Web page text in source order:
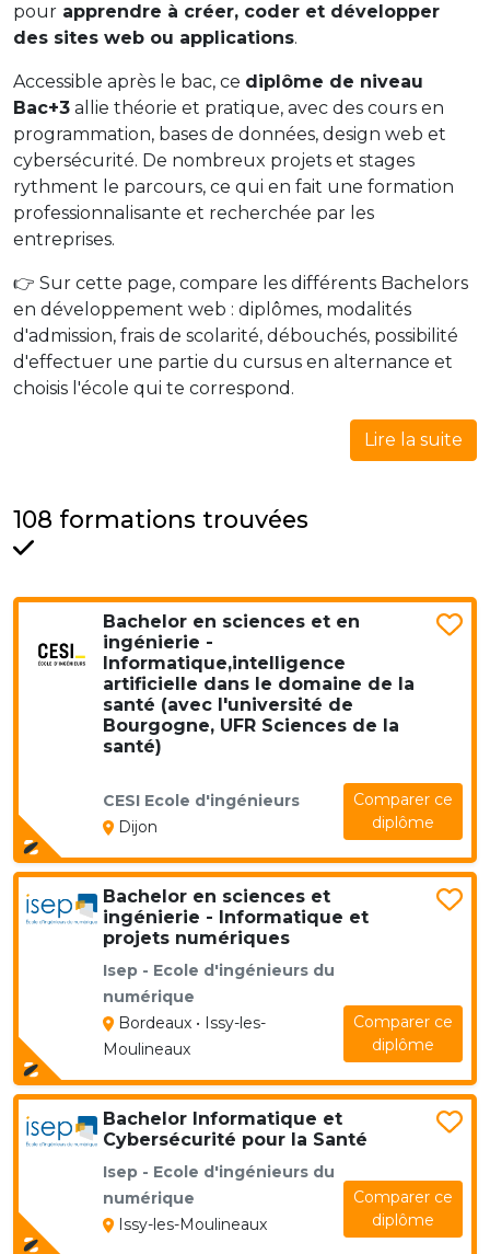
pour apprendre à créer, coder et développer
des sites web ou applications.
Accessible après le bac, ce diplôme de niveau
Bac+3 allie théorie et pratique, avec des cours en
programmation, bases de données, design web et
cybersécurité. De nombreux projets et stages
rythment le parcours, ce qui en fait une formation
professionnalisante et recherchée par les
entreprises.
👉 Sur cette page, compare les différents Bachelors
en développement web : diplômes, modalités
d'admission, frais de scolarité, débouchés, possibilité
d'effectuer une partie du cursus en alternance et
choisis l'école qui te correspond.
Lire la suite
108 formations trouvées
Bachelor en sciences et en
ingénierie -
Informatique,intelligence
artificielle dans le domaine de la
santé (avec l'université de
Bourgogne, UFR Sciences de la
santé)
CESI Ecole d'ingénieurs
Dijon
Comparer ce
diplôme
Bachelor en sciences et
ingénierie - Informatique et
projets numériques
Isep - Ecole d'ingénieurs du
numérique
Bordeaux • Issy-les-
Moulineaux
Comparer ce
diplôme
Bachelor Informatique et
Cybersécurité pour la Santé
Isep - Ecole d'ingénieurs du
numérique
Issy-les-Moulineaux
Comparer ce
diplôme